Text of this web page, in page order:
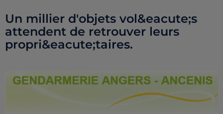
Un millier d'objets vol&eacute;s
attendent de retrouver leurs
propri&eacute;taires.